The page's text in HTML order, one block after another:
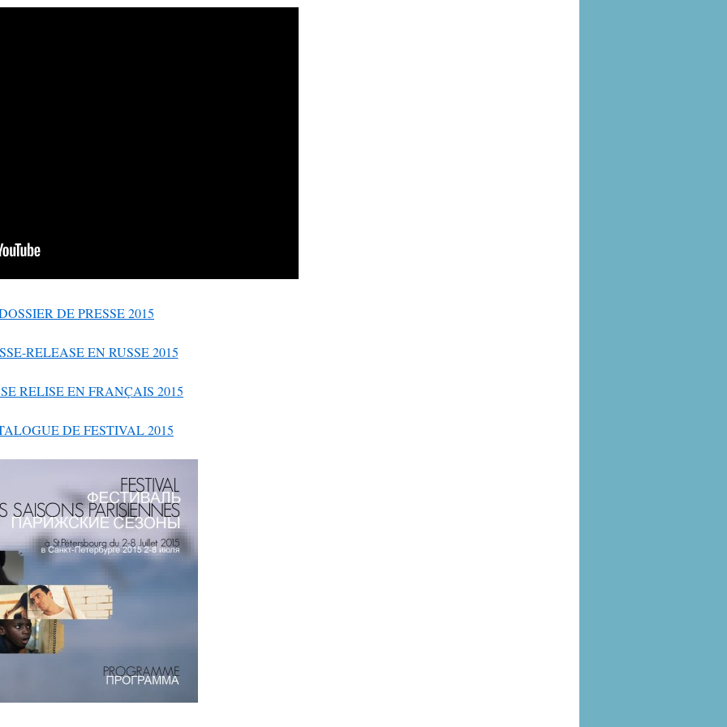
DE PRESSE 2015
RELEASE EN RUSSE 2015
RELISE EN FRANÇAIS 2015
DE FESTIVAL 2015